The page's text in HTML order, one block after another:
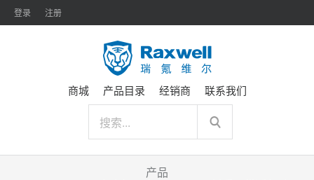
登录 注册
商城 产品目录 经销商 联系我们
产品